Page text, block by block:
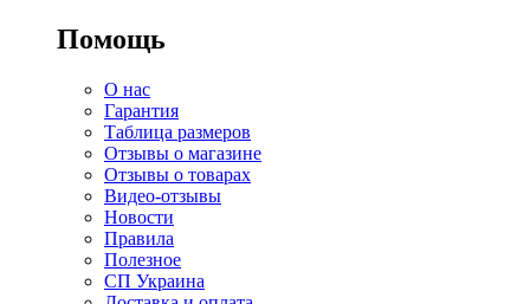
Помощь
О нас
Гарантия
Таблица размеров
Отзывы о магазине
Отзывы о товарах
Видео-отзывы
Новости
Правила
Полезное
СП Украина